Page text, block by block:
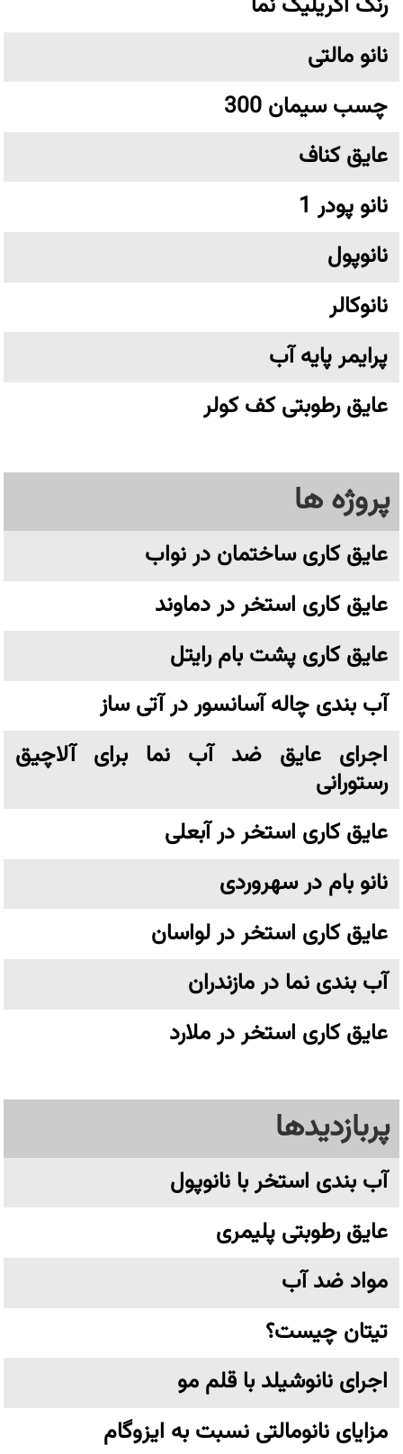
نانو مالتی
چسب سیمان 300
عایق کناف
نانو پودر 1
نانوپول
نانوکالر
پرایمر پایه آب
عایق رطوبتی کف کولر
پروژه ها
عایق کاری ساختمان در نواب
عایق کاری استخر در دماوند
عایق کاری پشت بام رایتل
آب بندی چاله آسانسور در آتی ساز
اجرای عایق ضد آب نما برای آلاچیق
رستورانی
عایق کاری استخر در آبعلی
نانو بام در سهروردی
عایق کاری استخر در لواسان
آب بندی نما در مازندران
عایق کاری استخر در ملارد
پربازدیدها
آب بندی استخر با نانوپول
عایق رطوبتی پلیمری
مواد ضد آب
تیتان چیست؟
اجرای نانوشیلد با قلم مو
مزایای نانومالتی نسبت به ایزوگام